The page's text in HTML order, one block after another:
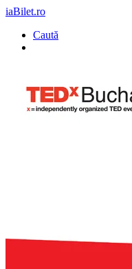
iaBilet.ro
Caută